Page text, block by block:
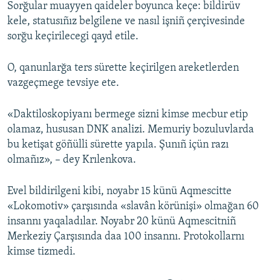
Sorğular muayyen qaideler boyunca keçe: bildirüv
kele, statusıñız belgilene ve nasıl işniñ çerçivesinde
sorğu keçirilecegi qayd etile.
O, qanunlarğa ters sürette keçirilgen areketlerden
vazgeçmege tevsiye ete.
«Daktiloskopiyanı bermege sizni kimse mecbur etip
olamaz, hususan DNK analizi. Memuriy bozuluvlarda
bu ketişat göñülli sürette yapıla. Şunıñ içün razı
olmañız», – dey Krılenkova.
Evel bildirilgeni kibi, noyabr 15 künü Aqmescitte
«Lokomotiv» çarşısında «slavân körünişi» olmağan 60
insannı yaqaladılar. Noyabr 20 künü Aqmescitniñ
Merkeziy Çarşısında daa 100 insannı. Protokollarnı
kimse tizmedi.